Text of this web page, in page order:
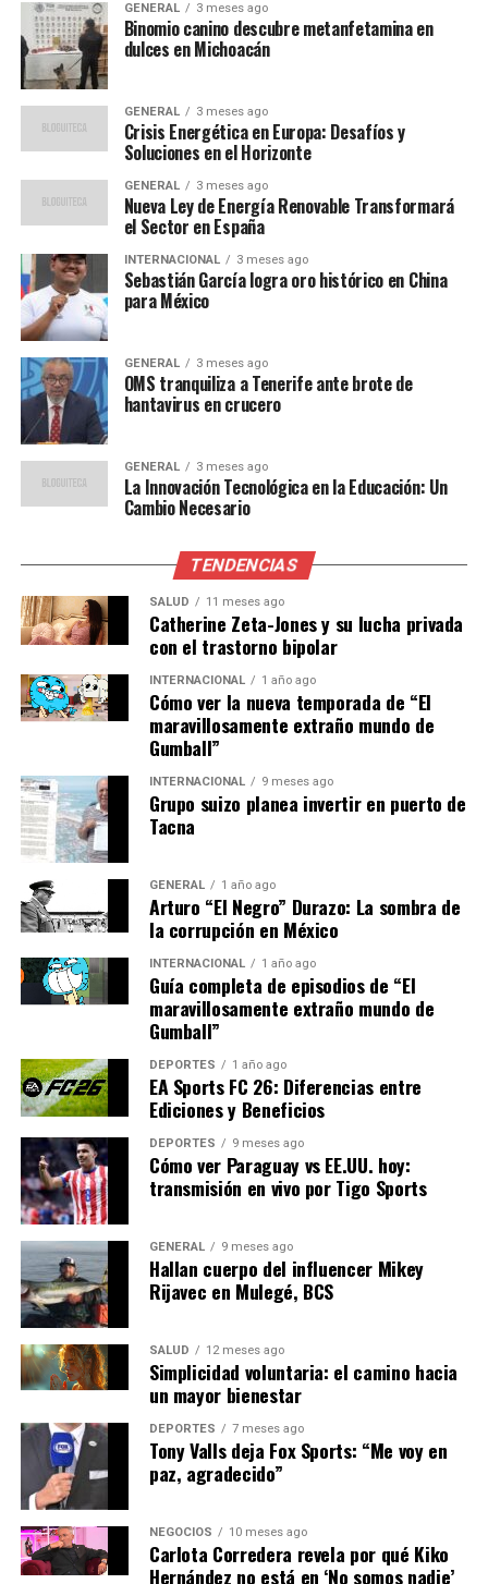
Opiniones de Expertos y
Soluciones Propuestas
Expertos en energía han señalado que una combinación
de estrategias a corto y largo plazo es esencial para
el Instituto Europeo de Estudios Avanzados, comentó:
“La diversificación de las
fuentes de energía es
crucial. Europa debe
invertir en infraestructuras
que faciliten la importación
de gas natural licuado de
otros países, así como
acelerar la transición hacia
energías renovables.”
Además, se han propuesto medidas como la mejora de la
eficiencia energética en hogares e industrias, así como
Estas acciones no solo ayudarían a reducir la
dependencia de fuentes externas, sino que también
contribuirían a los objetivos climáticos de la región.
Implicaciones y Perspectivas
Futuras
La crisis energética actual tiene implicaciones
significativas para la economía europea. Los altos costos
de la energía están afectando la competitividad de las
industrias y aumentando el costo de vida para los
ciudadanos.
Jean-Claude Martin, economista del Banco
Central Europeo, advirtió:
“Si no se toman medidas
efectivas, podríamos ver un
aumento en la inflación y
una desaceleración del
crecimiento económico en
los próximos trimestres.”
A largo plazo, la crisis podría acelerar la transición
hacia una economía más sostenible. La inversión en
energías renovables y tecnologías limpias podría no
solo resolver la crisis actual, sino también posicionar a
Europa como líder en la lucha contra el cambio
climático.
En conclusión, la crisis energética en Europa representa
un desafío significativo, pero también una oportunidad
para avanzar hacia un futuro más sostenible. Los
GENERAL 3 meses ago
Binomio canino descubre metanfetamina en
dulces en Michoacán
GENERAL 3 meses ago
Crisis Energética en Europa: Desafíos y
Soluciones en el Horizonte
GENERAL 3 meses ago
Nueva Ley de Energía Renovable Transformará
el Sector en España
INTERNACIONAL 3 meses ago
Sebastián García logra oro histórico en China
para México
GENERAL 3 meses ago
OMS tranquiliza a Tenerife ante brote de
hantavirus en crucero
GENERAL 3 meses ago
La Innovación Tecnológica en la Educación: Un
Cambio Necesario
TENDENCIAS
SALUD 11 meses ago
Catherine Zeta-Jones y su lucha privada
con el trastorno bipolar
INTERNACIONAL 1 año ago
Cómo ver la nueva temporada de “El
maravillosamente extraño mundo de
Gumball”
INTERNACIONAL 9 meses ago
Grupo suizo planea invertir en puerto de
Tacna
GENERAL 1 año ago
Arturo “El Negro” Durazo: La sombra de
la corrupción en México
INTERNACIONAL 1 año ago
Guía completa de episodios de “El
maravillosamente extraño mundo de
Gumball”
DEPORTES 1 año ago
EA Sports FC 26: Diferencias entre
Ediciones y Beneficios
DEPORTES 9 meses ago
Cómo ver Paraguay vs EE.UU. hoy:
transmisión en vivo por Tigo Sports
GENERAL 9 meses ago
Hallan cuerpo del influencer Mikey
Rijavec en Mulegé, BCS
SALUD 12 meses ago
Simplicidad voluntaria: el camino hacia
un mayor bienestar
DEPORTES 7 meses ago
Tony Valls deja Fox Sports: “Me voy en
paz, agradecido”
NEGOCIOS 10 meses ago
Carlota Corredera revela por qué Kiko
Hernández no está en ‘No somos nadie’